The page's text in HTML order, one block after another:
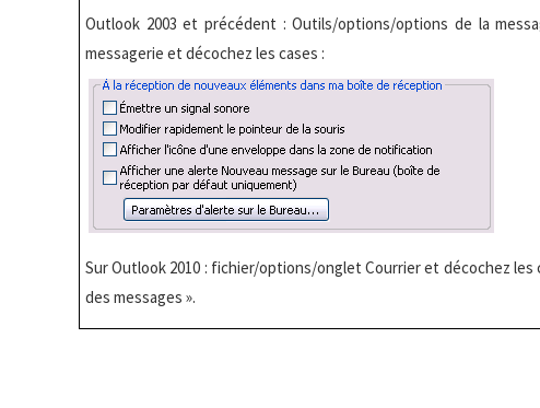
Outlook 2003 et précédent : Outils/options/options de la
messagerie et décochez les cases :
Sur Outlook 2010 : fichier/options/onglet Courrier et décochez les
des messages ».